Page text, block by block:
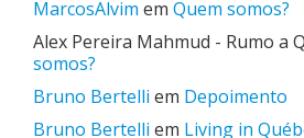
MarcosAlvim em Quem somos?
Alex Pereira Mahmud - Rumo a
somos?
Bruno Bertelli em Depoimento
Bruno Bertelli em Living in